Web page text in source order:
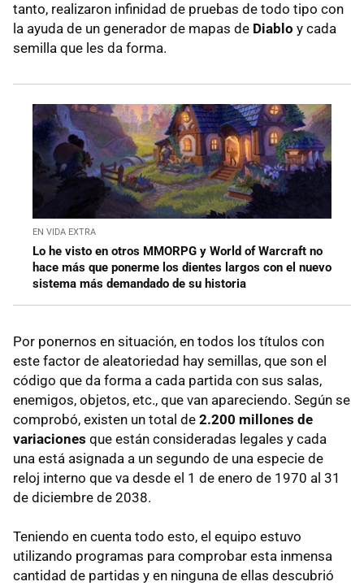
tanto, realizaron infinidad de pruebas de todo tipo con
la ayuda de un generador de mapas de Diablo y cada
semilla que les da forma.
EN VIDA EXTRA
Lo he visto en otros MMORPG y World of Warcraft no
hace más que ponerme los dientes largos con el nuevo
sistema más demandado de su historia
Por ponernos en situación, en todos los títulos con
este factor de aleatoriedad hay semillas, que son el
código que da forma a cada partida con sus salas,
enemigos, objetos, etc., que van apareciendo. Según se
comprobó, existen un total de 2.200 millones de
variaciones que están consideradas legales y cada
una está asignada a un segundo de una especie de
reloj interno que va desde el 1 de enero de 1970 al 31
de diciembre de 2038.
Teniendo en cuenta todo esto, el equipo estuvo
utilizando programas para comprobar esta inmensa
cantidad de partidas y en ninguna de ellas descubrió